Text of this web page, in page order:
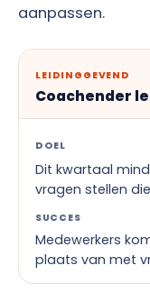
aanpassen.
LEIDINGGEVEND
Coachender
DOEL
Dit kwartaal
vragen stellen
SUCCES
Medewerkers
plaats van met